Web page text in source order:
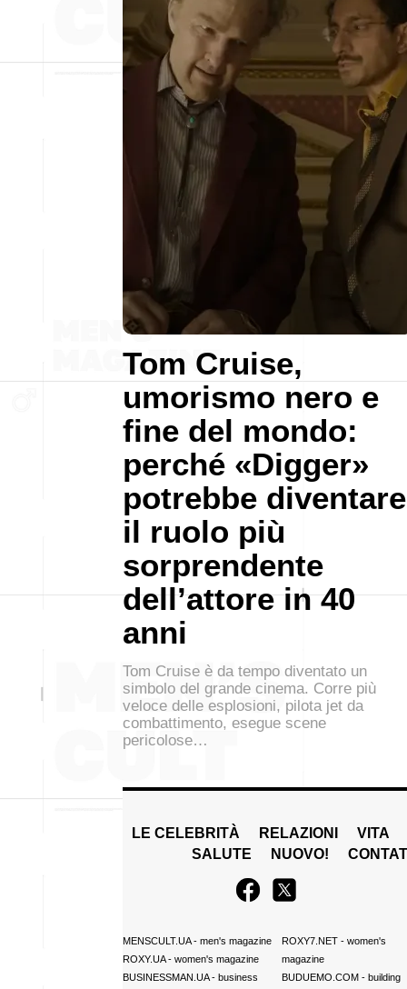
Tom Cruise,
umorismo nero e
fine del mondo:
perché «Digger»
potrebbe diventare
il ruolo più
sorprendente
dell’attore in 40
anni
Tom Cruise è da tempo diventato un
simbolo del grande cinema. Corre più
veloce delle esplosioni, pilota jet da
combattimento, esegue scene
pericolose…
LE CELEBRITÀ RELAZIONI
VITA
SALUTE
NUOVO!
MENSCULT.UA- men's magazine
ROXY.UA- women's magazine
BUSINESSMAN.UA- business
ROXY7.NET- women's
magazine
BUDUEMO.COM- building